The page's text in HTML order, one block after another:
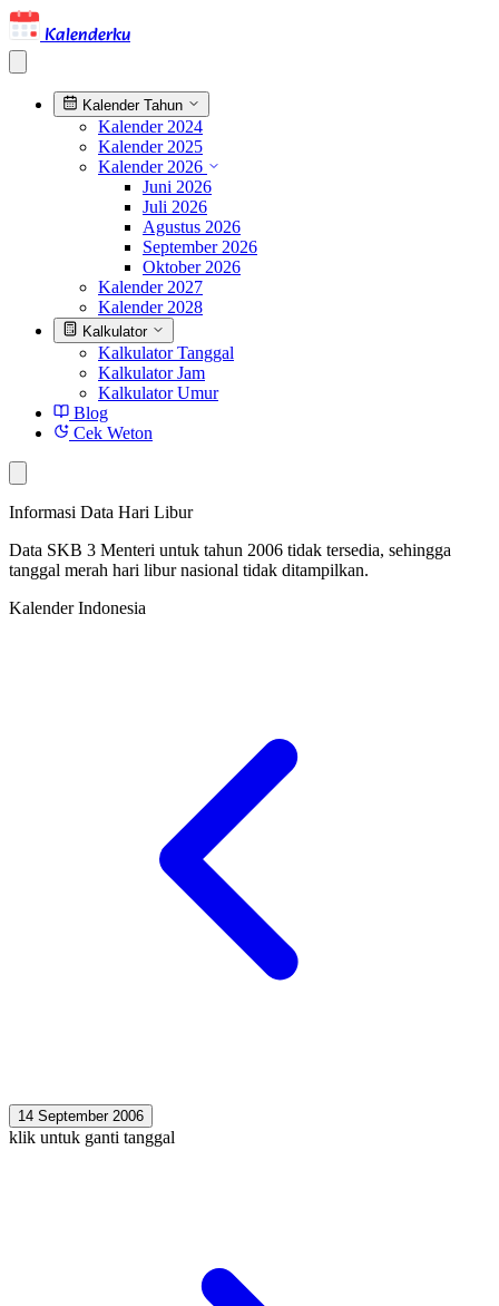
Kalenderku
Kalender Tahun
Kalender 2024
Kalender 2025
Kalender 2026
Juni 2026
Juli 2026
Agustus 2026
September 2026
Oktober 2026
Kalender 2027
Kalender 2028
Kalkulator
Kalkulator Tanggal
Kalkulator Jam
Kalkulator Umur
Blog
Cek Weton
Informasi Data Hari Libur
Data SKB 3 Menteri untuk tahun 2006 tidak tersedia, sehingga
tanggal merah hari libur nasional tidak ditampilkan.
Kalender Indonesia
14 September 2006
klik untuk ganti tanggal